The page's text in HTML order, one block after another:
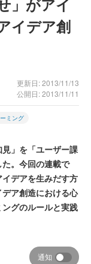
」がアイ
イデア創
更新日: 2013/11/13
公開日: 2013/11/11
ミング
」を「ユーザー課
。今回の連載で
デアを生みだす方
ア創造における心
グのルールと実践
通知